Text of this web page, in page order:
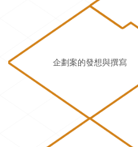
企劃案的發想與撰寫